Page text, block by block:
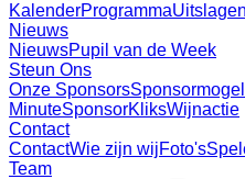
KalenderProgrammaUitslagen
Nieuws
NieuwsPupil van de Week
Steun Ons
Onze Sponsors
MinuteSponsorKliksWijnactie
Contact
ContactWie zijn wijFoto's
Team